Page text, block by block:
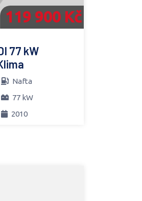
119 900 Kč
77 kW
Nafta
77 kW
2010